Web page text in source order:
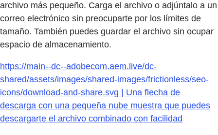
archivo más pequeño. Carga el archivo o adjúntalo a un
correo electrónico sin preocuparte por los límites de
tamaño. También puedes guardar el archivo sin ocupar
espacio de almacenamiento.
https://main--dc--adobecom.aem.live/dc-
shared/assets/images/shared-images/frictionless/seo-
icons/download-and-share.svg | Una flecha de
descarga con una pequeña nube muestra que puedes
descargarte el archivo combinado con facilidad